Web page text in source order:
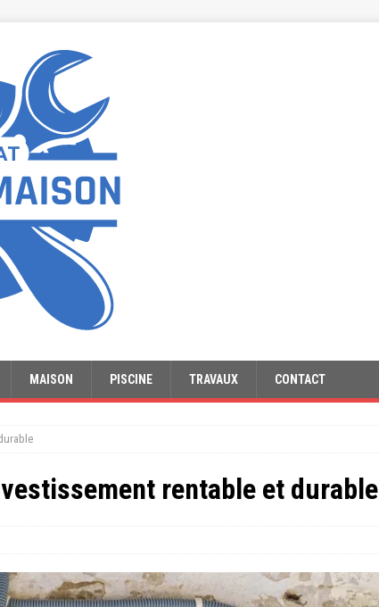
MAISON PISCINE TRAVAUX CONTACT
rentable et durable